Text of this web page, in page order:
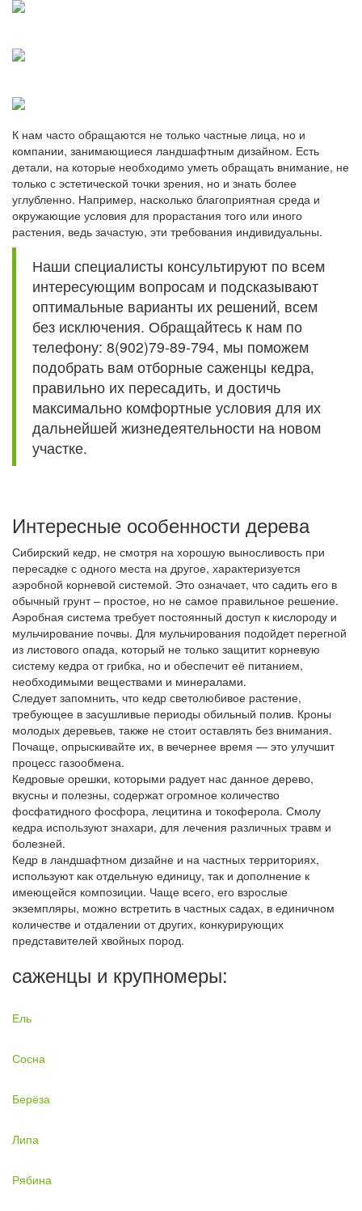
К нам часто обращаются не только частные лица, но и
компании, занимающиеся ландшафтным дизайном. Есть
детали, на которые необходимо уметь обращать внимание, не
только с эстетической точки зрения, но и знать более
углубленно. Например, насколько благоприятная среда и
окружающие условия для прорастания того или иного
растения, ведь зачастую, эти требования индивидуальны.
Наши специалисты консультируют по всем
интересующим вопросам и подсказывают
оптимальные варианты их решений, всем
без исключения. Обращайтесь к нам по
телефону: 8(902)79-89-794, мы поможем
подобрать вам отборные саженцы кедра,
правильно их пересадить, и достичь
максимально комфортные условия для их
дальнейшей жизнедеятельности на новом
участке.
Интересные особенности дерева
Сибирский кедр, не смотря на хорошую выносливость при
пересадке с одного места на другое, характеризуется
аэробной корневой системой. Это означает, что садить его в
обычный грунт – простое, но не самое правильное решение.
Аэробная система требует постоянный доступ к кислороду и
мульчирование почвы. Для мульчирования подойдет перегной
из листового опада, который не только защитит корневую
систему кедра от грибка, но и обеспечит её питанием,
необходимыми веществами и минералами.
Следует запомнить, что кедр светолюбивое растение,
требующее в засушливые периоды обильный полив. Кроны
молодых деревьев, также не стоит оставлять без внимания.
Почаще, опрыскивайте их, в вечернее время — это улучшит
процесс газообмена.
Кедровые орешки, которыми радует нас данное дерево,
вкусны и полезны, содержат огромное количество
фосфатидного фосфора, лецитина и токоферола. Смолу
кедра используют знахари, для лечения различных травм и
болезней.
Кедр в ландшафтном дизайне и на частных территориях,
используют как отдельную единицу, так и дополнение к
имеющейся композиции. Чаще всего, его взрослые
экземпляры, можно встретить в частных садах, в единичном
количестве и отдалении от других, конкурирующих
представителей хвойных пород.
саженцы и крупномеры:
Ель
Сосна
Берёза
Липа
Рябина